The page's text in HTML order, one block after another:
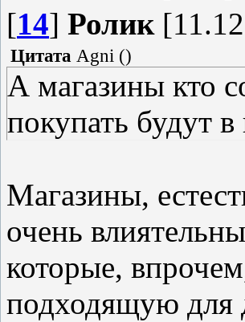
[14] Ролик
Цитата Agni ()
А магазины кто
покупать будут в
Магазины,
очень
которые,
подходящую для